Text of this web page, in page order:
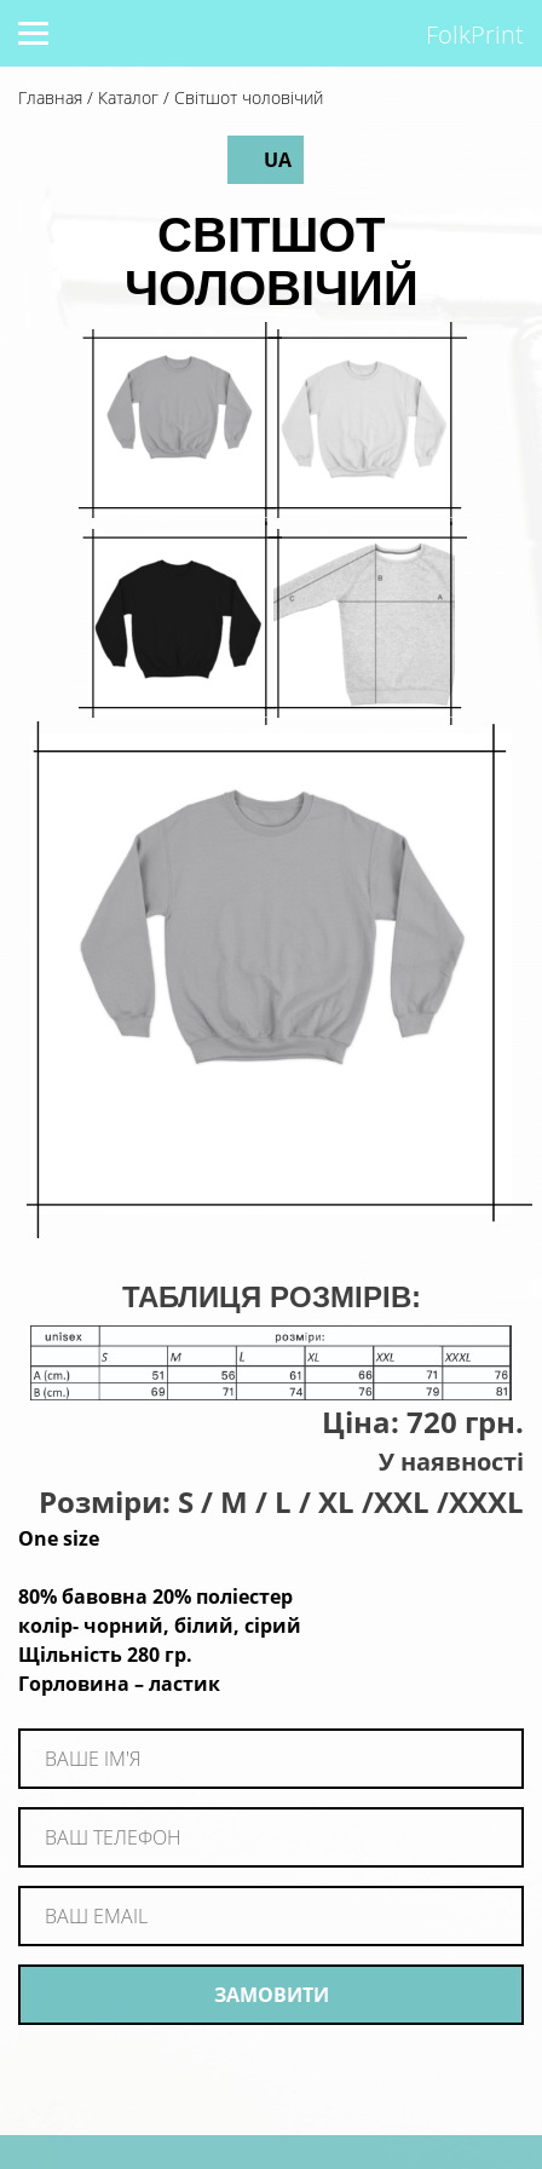
FolkPrint
Главная / Каталог / Світшот чоловічий
UA
СВІТШОТ
ЧОЛОВІЧИЙ
ТАБЛИЦЯ РОЗМІРІВ:
Ціна: 720 грн.
У наявності
Розміри: S / M / L / XL /ХХL /ХХХL
One size
80% бавовна 20% поліестер
колір- чорний, білий, сірий
Щільність 280 гр.
Горловина – ластик